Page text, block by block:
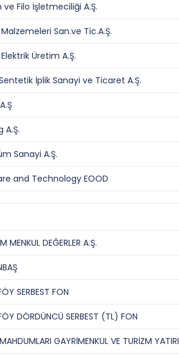
ve Filo İşletmeciliği A.Ş.
San.ve Tic.A.Ş.
Üretim A.Ş.
İplik Sanayi ve Ticaret A.Ş.
A.Ş.
Sanayi A.Ş.
and Technology EOOD
MENKUL DEĞERLER A.Ş.
SERBEST FON
DÖRDÜNCÜ SERBEST (TL) FON
GAYRİMENKUL VE TURİZM